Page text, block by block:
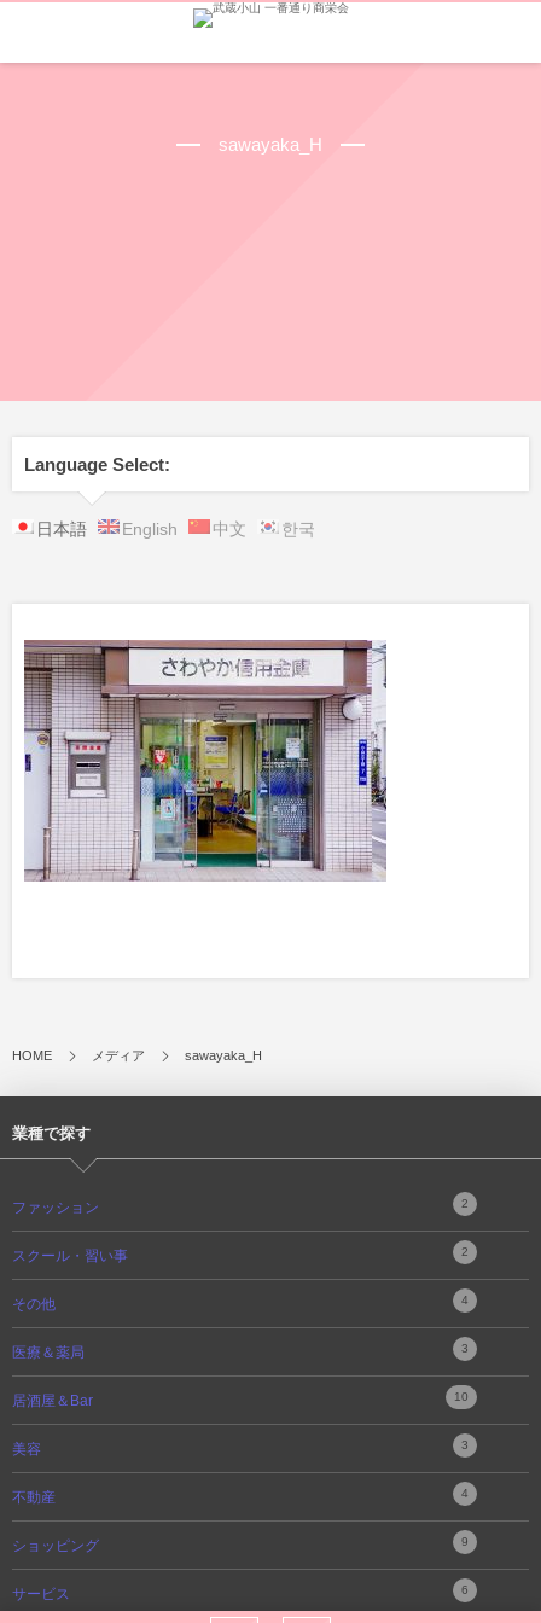
sawayaka_H
Language Select:
日本語 English 中文 한국
HOME メディア sawayaka_H
業種で探す
ファッション 2
スクール・習い事 2
その他 4
医療＆薬局 3
居酒屋＆Bar 10
美容 3
不動産 4
ショッピング 9
サービス 6